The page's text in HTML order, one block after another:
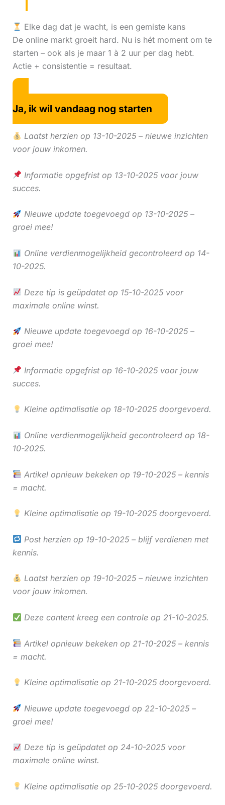
Elke dag dat je wacht, is een gemiste kans
De online markt groeit hard. Nu is hét moment om te
starten – ook als je maar 1 à 2 uur per dag hebt.
Actie + consistentie = resultaat.
Ja, ik wil vandaag nog starten
Laatst herzien op 13-10-2025 – nieuwe inzichten
voor jouw inkomen.
Informatie opgefrist op 13-10-2025 voor jouw
succes.
Nieuwe update toegevoegd op 13-10-2025 –
groei mee!
Online verdienmogelijkheid gecontroleerd op 14-
10-2025.
Deze tip is geüpdatet op 15-10-2025 voor
maximale online winst.
Nieuwe update toegevoegd op 16-10-2025 –
groei mee!
Informatie opgefrist op 16-10-2025 voor jouw
succes.
Kleine optimalisatie op 18-10-2025 doorgevoerd.
Online verdienmogelijkheid gecontroleerd op 18-
10-2025.
Artikel opnieuw bekeken op 19-10-2025 – kennis
= macht.
Kleine optimalisatie op 19-10-2025 doorgevoerd.
Post herzien op 19-10-2025 – blijf verdienen met
kennis.
Laatst herzien op 19-10-2025 – nieuwe inzichten
voor jouw inkomen.
Deze content kreeg een controle op 21-10-2025.
Artikel opnieuw bekeken op 21-10-2025 – kennis
= macht.
Kleine optimalisatie op 21-10-2025 doorgevoerd.
Nieuwe update toegevoegd op 22-10-2025 –
groei mee!
Deze tip is geüpdatet op 24-10-2025 voor
maximale online winst.
Kleine optimalisatie op 25-10-2025 doorgevoerd.